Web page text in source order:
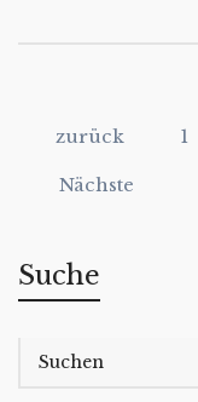
zurück 1
Nächste
Suche